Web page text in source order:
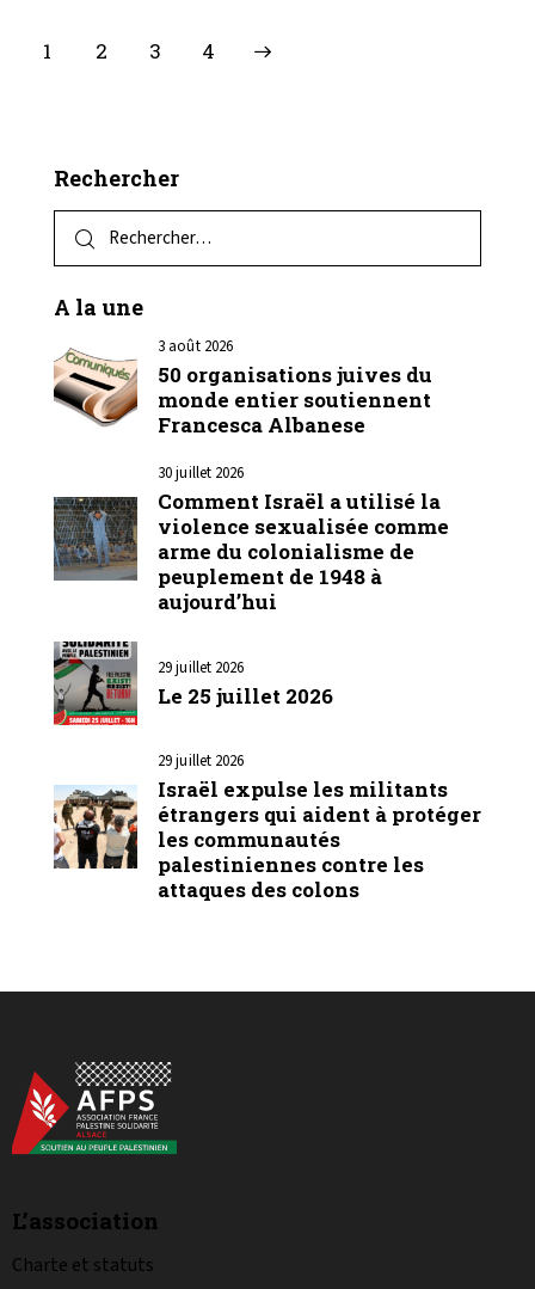
1 2 3 4
Rechercher
A la une
3 août 2026
50 organisations juives du
monde entier soutiennent
Francesca Albanese
30 juillet 2026
Comment Israël a utilisé la
violence sexualisée comme
arme du colonialisme de
peuplement de 1948 à
aujourd’hui
29 juillet 2026
Le 25 juillet 2026
29 juillet 2026
Israël expulse les militants
étrangers qui aident à protéger
les communautés
palestiniennes contre les
attaques des colons
L’association
Charte et statuts